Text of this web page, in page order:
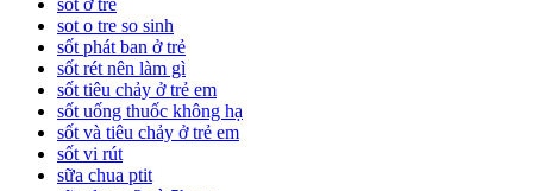
sốt ở trẻ
sot o tre so sinh
sốt phát ban ở trẻ
sốt rét nên làm gì
sốt tiêu chảy ở trẻ em
sốt uống thuốc không hạ
sốt và tiêu chảy ở trẻ em
sốt vi rút
sữa chua ptit